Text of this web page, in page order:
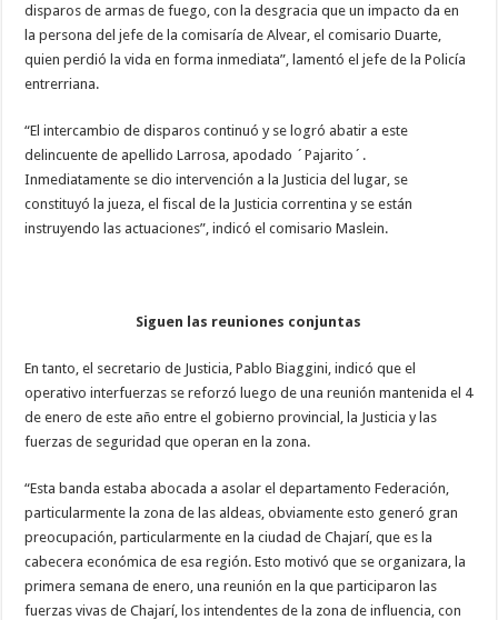
disparos de armas de fuego, con la desgracia que un impacto da en
la persona del jefe de la comisaría de Alvear, el comisario Duarte,
quien perdió la vida en forma inmediata”, lamentó el jefe de la Policía
entrerriana.
“El intercambio de disparos continuó y se logró abatir a este
delincuente de apellido Larrosa, apodado ´Pajarito´.
Inmediatamente se dio intervención a la Justicia del lugar, se
constituyó la jueza, el fiscal de la Justicia correntina y se están
instruyendo las actuaciones”, indicó el comisario Maslein.
Siguen las reuniones conjuntas
En tanto, el secretario de Justicia, Pablo Biaggini, indicó que el
operativo interfuerzas se reforzó luego de una reunión mantenida el 4
de enero de este año entre el gobierno provincial, la Justicia y las
fuerzas de seguridad que operan en la zona.
“Esta banda estaba abocada a asolar el departamento Federación,
particularmente la zona de las aldeas, obviamente esto generó gran
preocupación, particularmente en la ciudad de Chajarí, que es la
cabecera económica de esa región. Esto motivó que se organizara, la
primera semana de enero, una reunión en la que participaron las
fuerzas vivas de Chajarí, los intendentes de la zona de influencia, con